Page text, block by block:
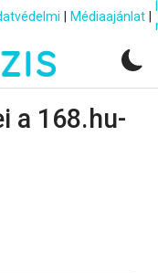
| Médiaajánlat |
a 168.hu-